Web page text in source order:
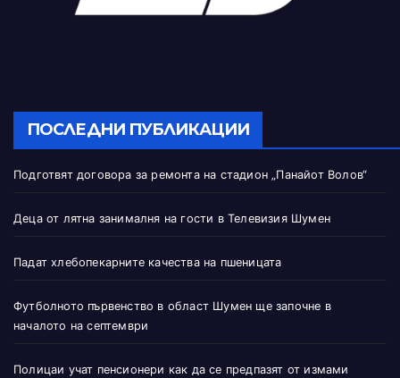
ПОСЛЕДНИ ПУБЛИКАЦИИ
Подготвят договора за ремонта на стадион „Панайот Волов“
Деца от лятна занималня на гости в Телевизия Шумен
Падат хлебопекарните качества на пшеницата
Футболното първенство в област Шумен ще започне в
началото на септември
Полицаи учат пенсионери как да се предпазят от измами